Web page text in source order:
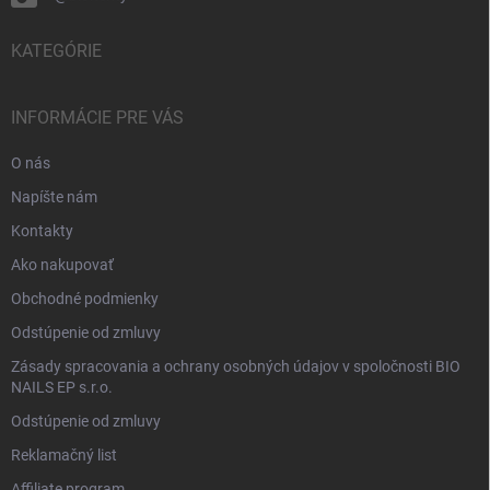
KATEGÓRIE
INFORMÁCIE PRE VÁS
O nás
Napíšte nám
Kontakty
Ako nakupovať
Obchodné podmienky
Odstúpenie od zmluvy
Zásady spracovania a ochrany osobných údajov v spoločnosti BIO
NAILS EP s.r.o.
Odstúpenie od zmluvy
Reklamačný list